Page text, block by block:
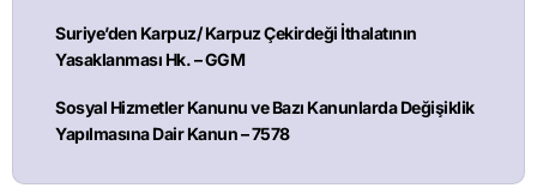
Suriye’den Karpuz/ Karpuz Çekirdeği İthalatının
Yasaklanması Hk. – GGM
Sosyal Hizmetler Kanunu ve Bazı Kanunlarda Değişiklik
Yapılmasına Dair Kanun – 7578